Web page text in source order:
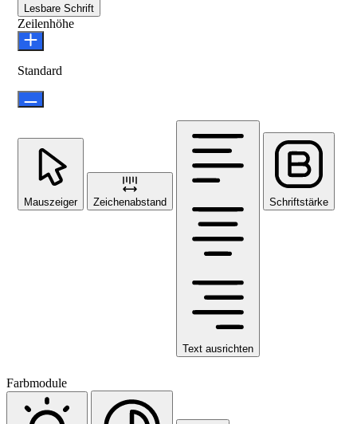
Lesbare Schrift
Zeilenhöhe
Standard
Mauszeiger Zeichenabstand
Text ausrichten
Schriftstärke
Farbmodule